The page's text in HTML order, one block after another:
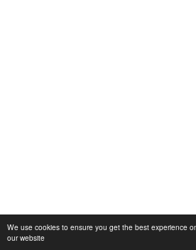
We use cookies to ensure you get the best experience
our website